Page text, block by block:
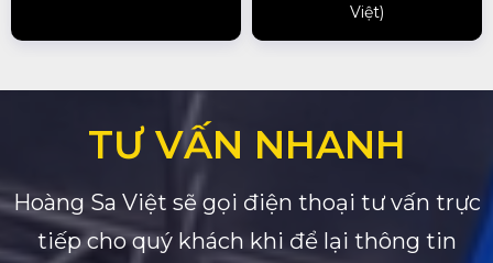
Việt)
TƯ VẤN NHANH
Hoàng Sa Việt sẽ gọi điện thoại tư vấn trực
tiếp cho quý khách khi để lại thông tin